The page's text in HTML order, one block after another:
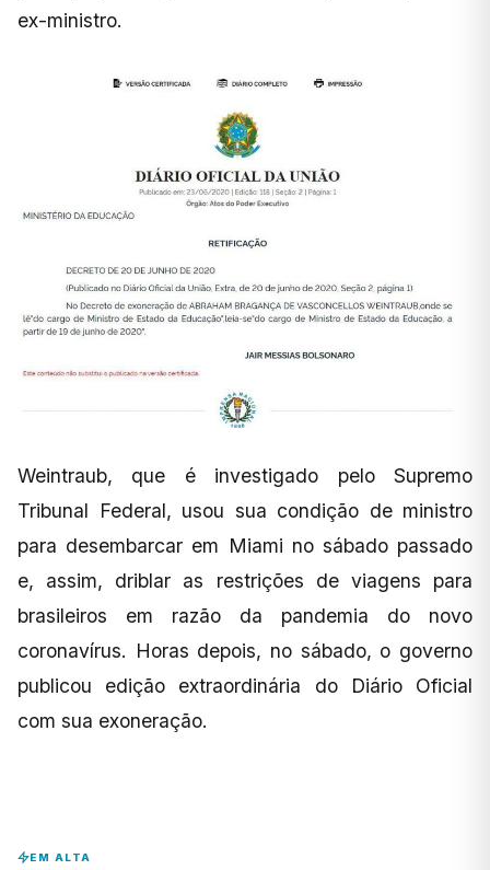
ex-ministro.
Weintraub, que é investigado pelo Supremo
Tribunal Federal, usou sua condição de ministro
para desembarcar em Miami no sábado passado
e, assim, driblar as restrições de viagens para
brasileiros em razão da pandemia do novo
coronavírus. Horas depois, no sábado, o governo
publicou edição extraordinária do Diário Oficial
com sua exoneração.
EM ALTA